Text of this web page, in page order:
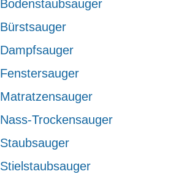
Bodenstaubsauger
Bürstsauger
Dampfsauger
Fenstersauger
Matratzensauger
Nass-Trockensauger
Staubsauger
Stielstaubsauger